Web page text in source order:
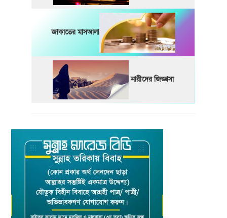
জাকাতের মাসআলা
নারীদের জিজ্ঞাসা